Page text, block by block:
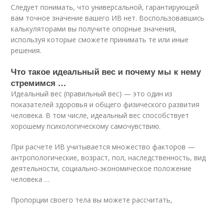
Следует понимать, что универсальной, гарантирующей
вам точное значение вашего ИВ нет. Воспользовавшись
калькуляторами вы получите опорные значения,
используя которые сможете принимать те или иные
решения.
Что такое идеальный вес и почему мы к нему
стремимся …
Идеальный вес (правильный вес) — это один из
показателей здоровья и общего физического развития
человека. В том числе, идеальный вес способствует
хорошему психологическому самочувствию.
При расчете ИВ учитывается множество факторов —
антропологические, возраст, пол, наследственность, вид
деятельности, социально-экономическое положение
человека …
Пропорции своего тела вы можете рассчитать,